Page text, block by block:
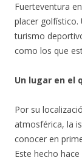
Fuerteventura
placer golfístico.
turismo
como los que
Un lugar en el
Por su
atmosférica, la
conocer en
Este hecho